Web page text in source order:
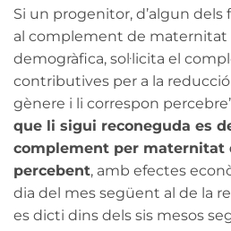
Si un progenitor, d’algun dels
al complement de maternitat
demogràfica, sol·licita el
contributives per a la
gènere i li correspon
que li sigui reconeguda es
complement per maternitat
percebent, amb efectes
dia del mes següent al de la
es dicti dins dels sis mesos